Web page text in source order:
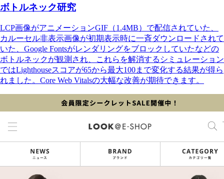
ボトルネック研究
LCP画像がアニメーションGIF（1.4MB）で配信されていた、
カルーセル非表示画像が初期表示時に一斉ダウンロードされて
いた、Google Fontsがレンダリングをブロックしていたなどの
ボトルネックが観測され、これらを解消するシミュレーション
ではLighthouseスコアが65から最大100まで変化する結果が得ら
れました。Core Web Vitalsの大幅な改善が期待できます。